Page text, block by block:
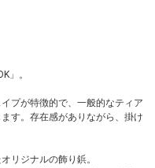
」。
プが特徴的で、一般的なティア
す。存在感がありながら、掛け
リジナルの飾り鋲。